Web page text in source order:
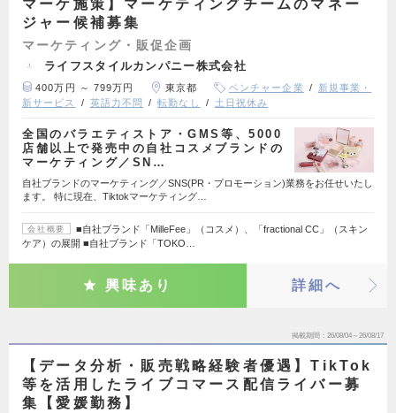
マーケ施策】マーケティングチームのマネー
ジャー候補募集
マーケティング・販促企画
ライフスタイルカンパニー株式会社
400万円 ～ 799万円 東京都 ベンチャー企業
新規事業・
新サービス
英語力不問 転勤なし 土日祝休み
全国のバラエティストア・GMS等、5000
店舗以上で発売中の自社コスメブランドの
マーケティング／SN…
自社ブランドのマーケティング／SNS(PR・プロモーション)業務をお任せいたし
ます。 特に現在、Tiktokマーケティング…
会社概要
■自社ブランド「MilleFee」（コスメ）、「fractional CC」（スキン
ケア）の展開 ■自社ブランド「TOKO…
興味あり 詳細へ
掲載期間 26/08/04～26/08/17
【データ分析・販売戦略経験者優遇】TikTok
等を活用したライブコマース配信ライバー募
集【愛媛勤務】